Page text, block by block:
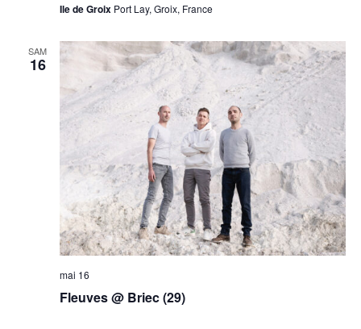
Ile de Groix Port Lay, Groix, France
SAM
16
mai 16
Fleuves @ Briec (29)